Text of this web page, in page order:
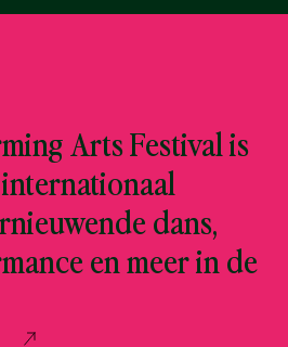
Arts Festival is
dans,
en meer in de